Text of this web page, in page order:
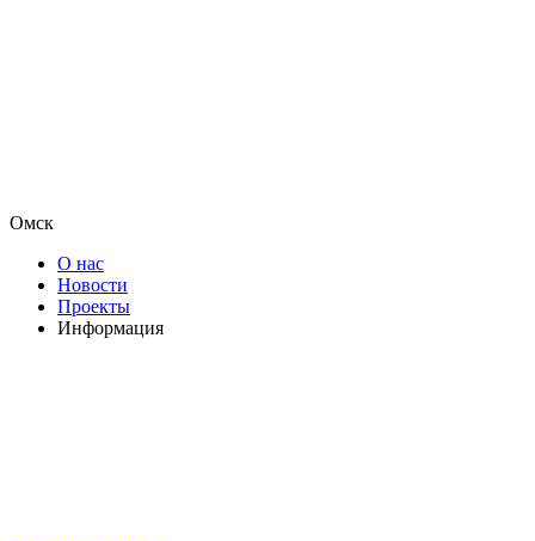
Омск
О нас
Новости
Проекты
Информация